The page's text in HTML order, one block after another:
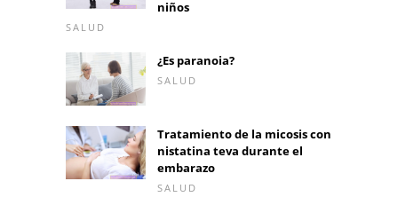
niños
SALUD
¿Es paranoia?
SALUD
Tratamiento de la micosis con
nistatina teva durante el
embarazo
SALUD